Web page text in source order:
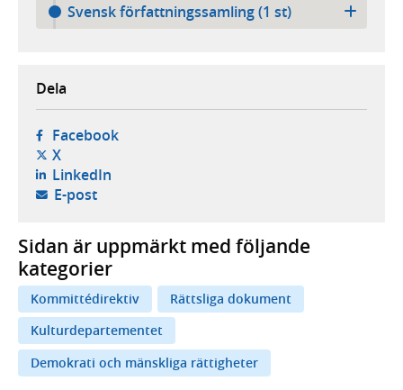
Svensk författningssamling (1 st)
Dela
Facebook- öppnas i ny flik, extern webbplats,
X- öppnas i ny flik, extern webbplats,
LinkedIn- öppnas i ny flik, extern webbplats,
E-post- öppnar din e-postklient,
Sidan är uppmärkt med följande
kategorier
Kommittédirektiv
Rättsliga dokument
Kulturdepartementet
Demokrati och mänskliga rättigheter